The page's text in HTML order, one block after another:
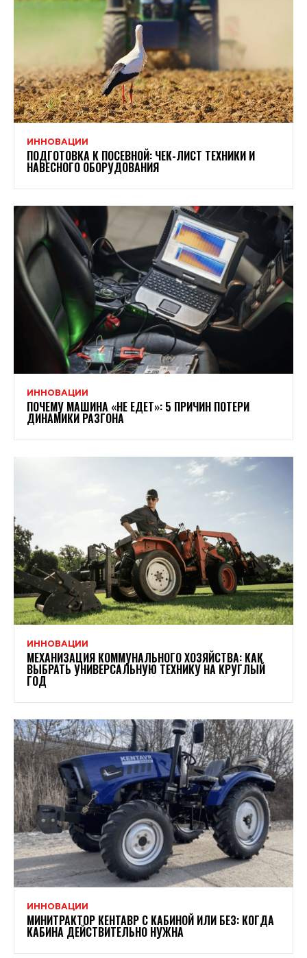
ИННОВАЦИИ
ПОДГОТОВКА К ПОСЕВНОЙ: ЧЕК-ЛИСТ ТЕХНИКИ И
НАВЕСНОГО ОБОРУДОВАНИЯ
ИННОВАЦИИ
ПОЧЕМУ МАШИНА «НЕ ЕДЕТ»: 5 ПРИЧИН ПОТЕРИ
ДИНАМИКИ РАЗГОНА
ИННОВАЦИИ
МЕХАНИЗАЦИЯ КОММУНАЛЬНОГО ХОЗЯЙСТВА: КАК
ВЫБРАТЬ УНИВЕРСАЛЬНУЮ ТЕХНИКУ НА КРУГЛЫЙ
ГОД
ИННОВАЦИИ
МИНИТРАКТОР КЕНТАВР С КАБИНОЙ ИЛИ БЕЗ: КОГДА
КАБИНА ДЕЙСТВИТЕЛЬНО НУЖНА